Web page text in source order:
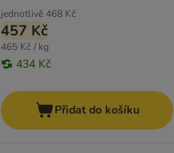
jednotlivě468 Kč
457 Kč
465 Kč / kg
434 Kč
Přidat do košíku